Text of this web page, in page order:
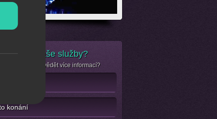
zájem o naše služby?
jen chcete dozvědět více informací?